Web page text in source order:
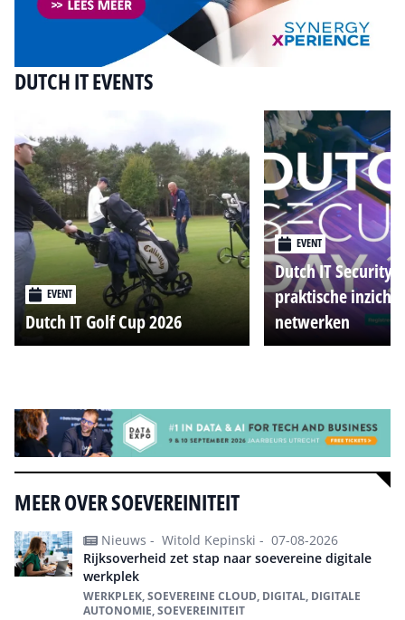
DUTCH IT EVENTS
EVENT
Dutch IT Golf Cup 2026
EVENT
Dutch IT Security
praktische
netwerken
MEER OVER SOEVEREINITEIT
Nieuws - Witold Kepinski - 07-08-2026
Rijksoverheid zet stap naar soevereine digitale
werkplek
WERKPLEK, SOEVEREINE CLOUD, DIGITAL, DIGITALE
AUTONOMIE, SOEVEREINITEIT